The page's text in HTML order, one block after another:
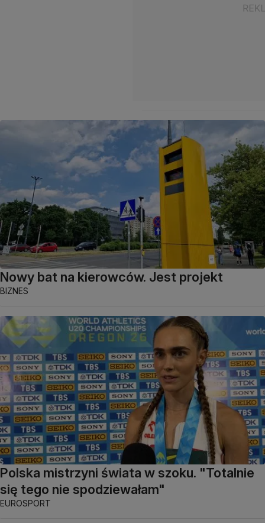
Nowy bat na kierowców. Jest projekt
BIZNES
Polska mistrzyni świata w szoku. "Totalnie
się tego nie spodziewałam"
EUROSPORT